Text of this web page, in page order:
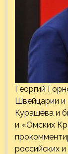
Георгий
Швейцарии и
Курашёва и
и «Омских
российских